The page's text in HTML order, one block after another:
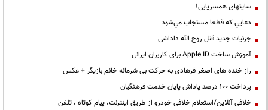
سایتهای همسریابی!
دعايي كه قطعا مستجاب مي‌شود
جزئیات جدید قتل روح الله داداشی
آموزش ساخت Apple ID برای کاربران ایرانی
راز خنده های اصغر فرهادی به حرکت بی شرمانه خانم بازیگر + عکس
پرداخت ۱۰۰ درصد پاداش پایان خدمت فرهنگیان
خلافی آنلاین/استعلام خلافی خودرو از طریق اینترنت، پیام کوتاه ، تلفن